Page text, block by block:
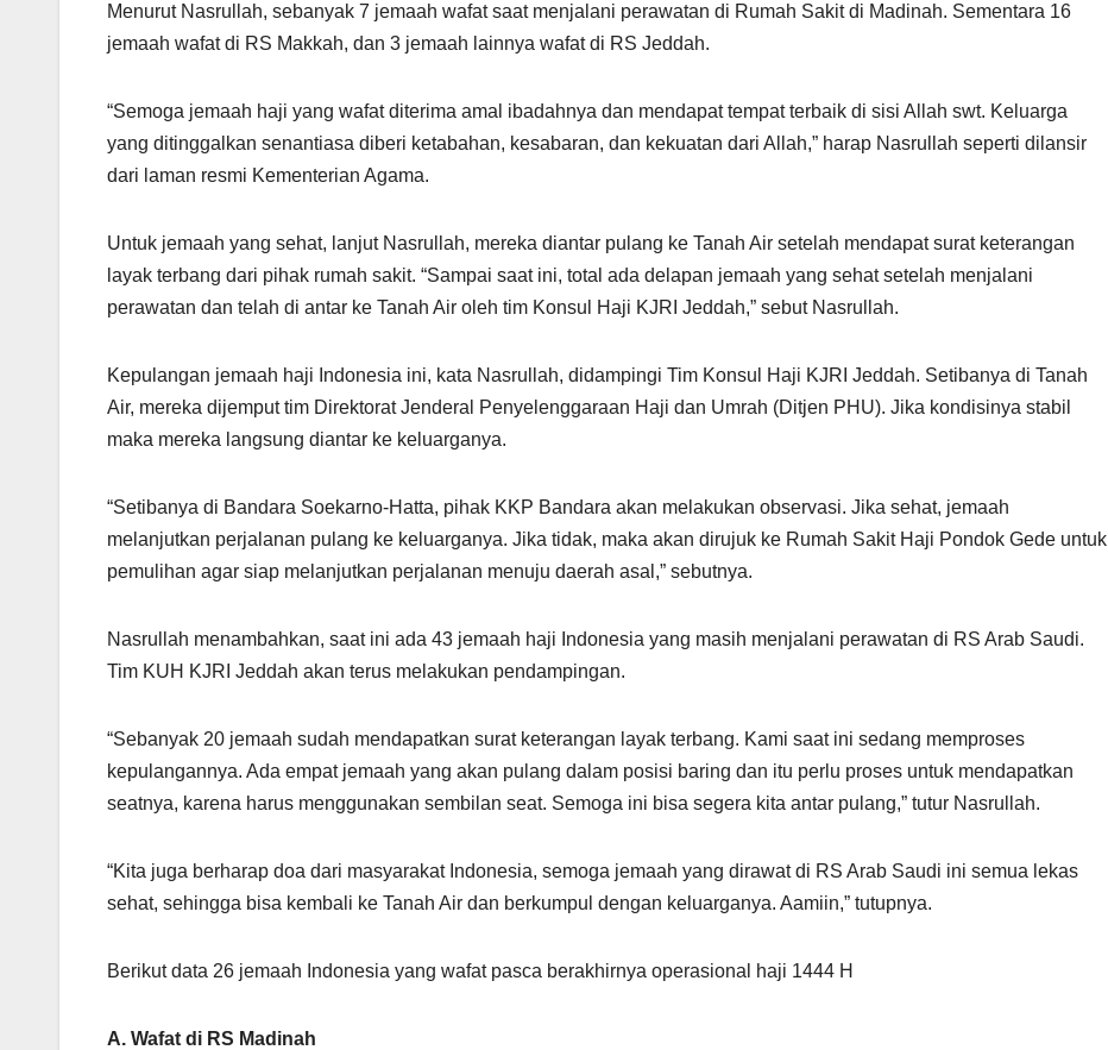
Menurut Nasrullah, sebanyak 7 jemaah wafat saat menjalani perawatan di Rumah Sakit di Madinah. Sementara 16
jemaah wafat di RS Makkah, dan 3 jemaah lainnya wafat di RS Jeddah.
“Semoga jemaah haji yang wafat diterima amal ibadahnya dan mendapat tempat terbaik di sisi Allah swt. Keluarga
yang ditinggalkan senantiasa diberi ketabahan, kesabaran, dan kekuatan dari Allah,” harap Nasrullah seperti dilansir
dari laman resmi Kementerian Agama.
Untuk jemaah yang sehat, lanjut Nasrullah, mereka diantar pulang ke Tanah Air setelah mendapat surat keterangan
layak terbang dari pihak rumah sakit. “Sampai saat ini, total ada delapan jemaah yang sehat setelah menjalani
perawatan dan telah di antar ke Tanah Air oleh tim Konsul Haji KJRI Jeddah,” sebut Nasrullah.
Kepulangan jemaah haji Indonesia ini, kata Nasrullah, didampingi Tim Konsul Haji KJRI Jeddah. Setibanya di Tanah
Air, mereka dijemput tim Direktorat Jenderal Penyelenggaraan Haji dan Umrah (Ditjen PHU). Jika kondisinya stabil
maka mereka langsung diantar ke keluarganya.
“Setibanya di Bandara Soekarno-Hatta, pihak KKP Bandara akan melakukan observasi. Jika sehat, jemaah
melanjutkan perjalanan pulang ke keluarganya. Jika tidak, maka akan dirujuk ke Rumah Sakit Haji Pondok Gede untuk
pemulihan agar siap melanjutkan perjalanan menuju daerah asal,” sebutnya.
Nasrullah menambahkan, saat ini ada 43 jemaah haji Indonesia yang masih menjalani perawatan di RS Arab Saudi.
Tim KUH KJRI Jeddah akan terus melakukan pendampingan.
“Sebanyak 20 jemaah sudah mendapatkan surat keterangan layak terbang. Kami saat ini sedang memproses
kepulangannya. Ada empat jemaah yang akan pulang dalam posisi baring dan itu perlu proses untuk mendapatkan
seatnya, karena harus menggunakan sembilan seat. Semoga ini bisa segera kita antar pulang,” tutur Nasrullah.
“Kita juga berharap doa dari masyarakat Indonesia, semoga jemaah yang dirawat di RS Arab Saudi ini semua lekas
sehat, sehingga bisa kembali ke Tanah Air dan berkumpul dengan keluarganya. Aamiin,” tutupnya.
Berikut data 26 jemaah Indonesia yang wafat pasca berakhirnya operasional haji 1444 H
A. Wafat di RS Madinah